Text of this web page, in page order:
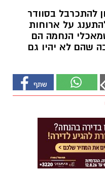
להתכרבל בסוודר
על ארוחות
הנחמה הם
שהם לא יהיו גם